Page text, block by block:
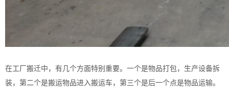
在工厂搬迁中，有几个方面特别重要。一个是物品打包，生产设备拆
装，第二个是搬运物品进入搬运车，第三个是后一个点是物品运输。